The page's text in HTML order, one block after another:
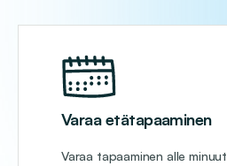
Varaa etätapaaminen
Varaa tapaaminen alle